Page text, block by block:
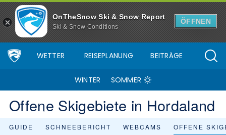
OnTheSnow Ski & Snow Report
Ski & Snow Conditions
ÖFFNEN
WETTER REISEPLANUNG BEITRÄGE
WINTER SOMMER
Offene Skigebiete in Hordaland
GUIDE SCHNEEBERICHT WEBCAMS OFFENE